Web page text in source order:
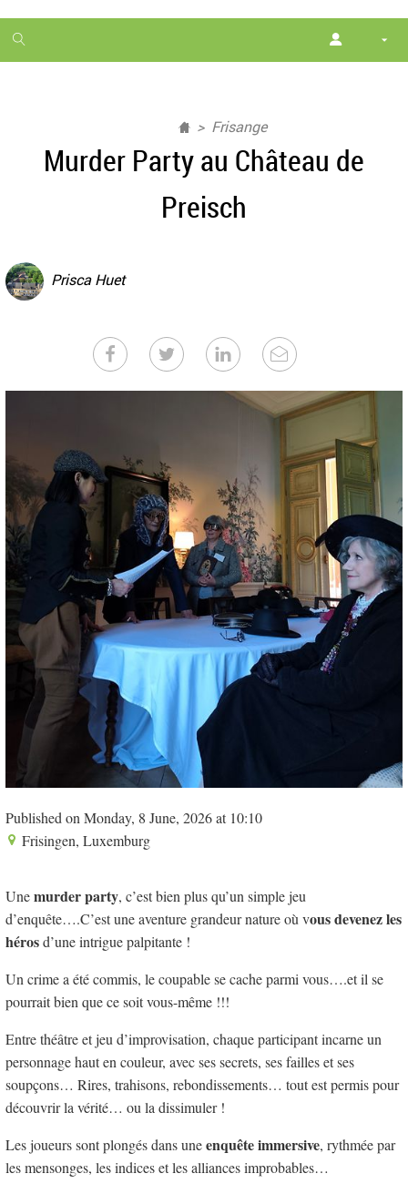
1
month
Frisange
Murder Party au Château de
Preisch
Prisca Huet
Published on Monday, 8 June, 2026 at 10:10
Frisingen, Luxemburg
Unemurder party, c’est bien plus qu’un simple jeu
d’enquête….C’est une aventure grandeur nature où vous devenez les
hérosd’une intrigue palpitante !
Un crime a été commis, le coupable se cache parmi vous….et il se
pourrait bien que ce soit vous-même !!!
Entre théâtre et jeu d’improvisation, chaque participant incarne un
personnage haut en couleur, avec ses secrets, ses failles et ses
soupçons… Rires, trahisons, rebondissements… tout est permis pour
découvrir la vérité… ou la dissimuler !
Les joueurs sont plongés dans uneenquête immersive, rythmée par
les mensonges, les indices et les alliances improbables…